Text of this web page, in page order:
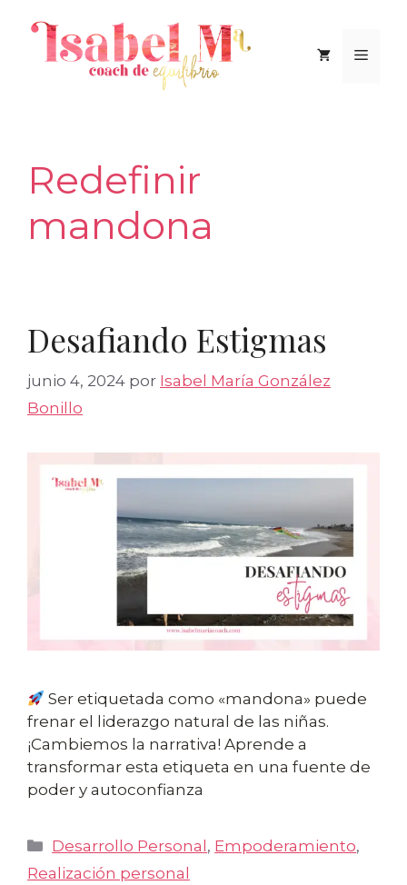
contenido
Menú
Redefinir
mandona
Desafiando Estigmas
junio 4, 2024 por Isabel María González
Bonillo
Ser etiquetada como «mandona» puede
frenar el liderazgo natural de las niñas.
¡Cambiemos la narrativa! Aprende a
transformar esta etiqueta en una fuente de
poder y autoconfianza
Categorías
Desarrollo Personal , Empoderamiento,
Realización personal